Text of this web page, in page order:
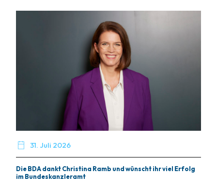
 31. Juli 2026
Die BDA dankt Christina Ramb und wünscht ihr viel Erfolg
im Bundeskanzleramt